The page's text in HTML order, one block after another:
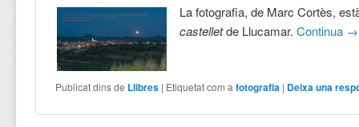
La fotografia, de Marc Cortès,
castelletde Llucamar.Continua →
Publicat dins de Llibres | Etiquetat com a fotografia | Deixa una